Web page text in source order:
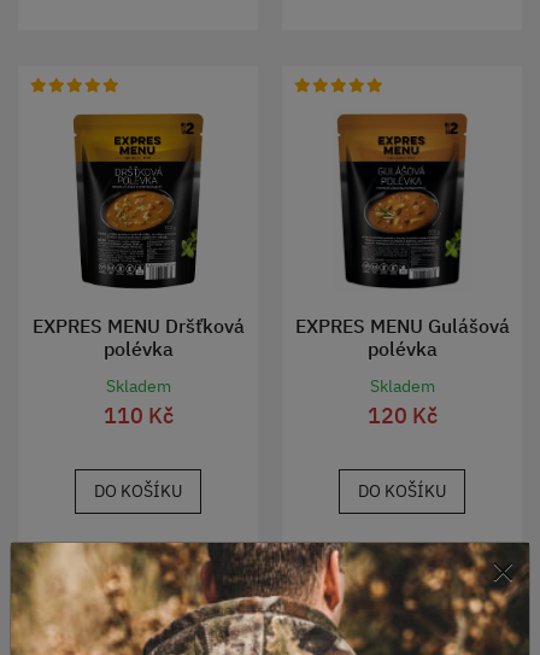
EXPRES MENU Dršťková
polévka
Skladem
110 Kč
DO KOŠÍKU
EXPRES MENU Gulášová
polévka
Skladem
120 Kč
DO KOŠÍKU
×